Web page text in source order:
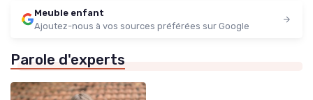
Meuble enfant
Ajoutez-nous à vos sources préférées sur Google
Parole d'experts